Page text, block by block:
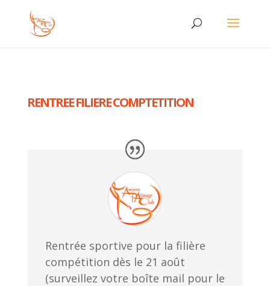
RENTREE FILIERE COMPTETITION
Rentrée sportive pour la filière
compétition dès le 21 août
(surveillez votre boîte mail pour le